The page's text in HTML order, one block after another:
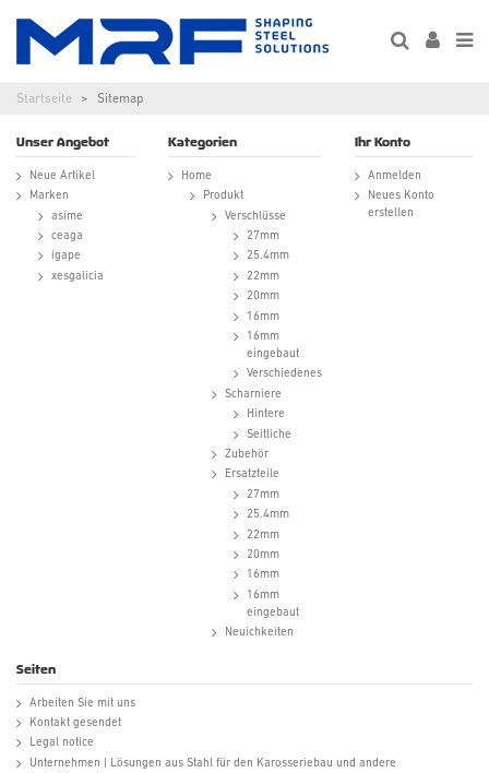
Startseite Sitemap
Unser Angebot
Neue Artikel
Marken
asime
ceaga
igape
xesgalicia
Kategorien
Home
Produkt
Verschlüsse
27mm
25.4mm
22mm
20mm
16mm
16mm
eingebaut
Verschiedenes
Scharniere
Hintere
Seitliche
Zubehör
Ersatzteile
27mm
25.4mm
22mm
20mm
16mm
16mm
eingebaut
Neuichkeiten
Ihr Konto
Anmelden
Neues Konto
erstellen
Seiten
Arbeiten Sie mit uns
Kontakt gesendet
Legal notice
Unternehmen | Lösungen aus Stahl für den Karosseriebau und andere